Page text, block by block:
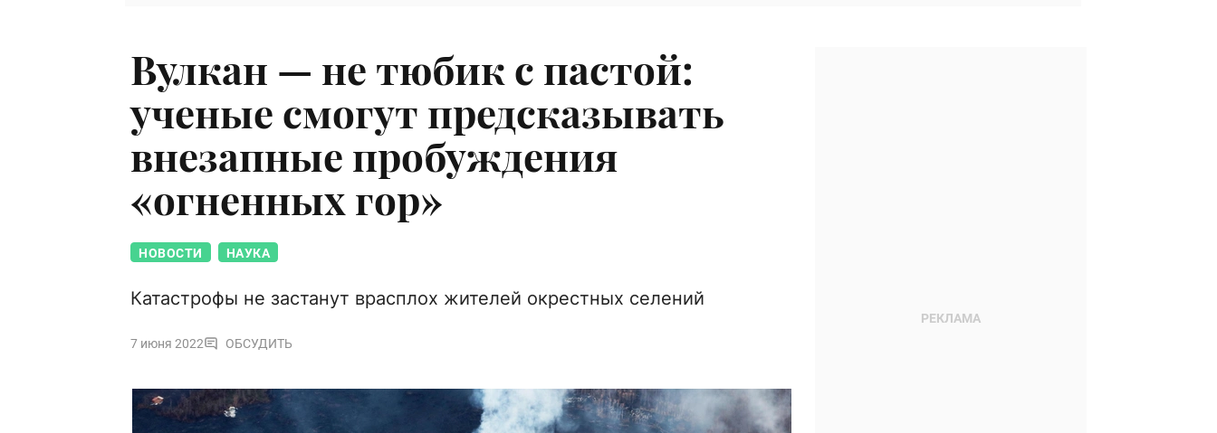
Вулкан — не тюбик с пастой:
ученые смогут предсказывать
внезапные пробуждения
«огненных гор»
НОВОСТИ НАУКА
Катастрофы не застанут врасплох жителей окрестных селений
7 июня 2022 ОБСУДИТЬ